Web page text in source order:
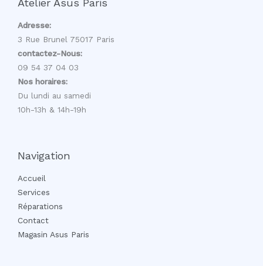
Atelier Asus Paris
Adresse:
3 Rue Brunel 75017 Paris
contactez-Nous:
09 54 37 04 03
Nos horaires:
Du lundi au samedi
10h-13h & 14h-19h
Navigation
Accueil
Services
Réparations
Contact
Magasin Asus Paris